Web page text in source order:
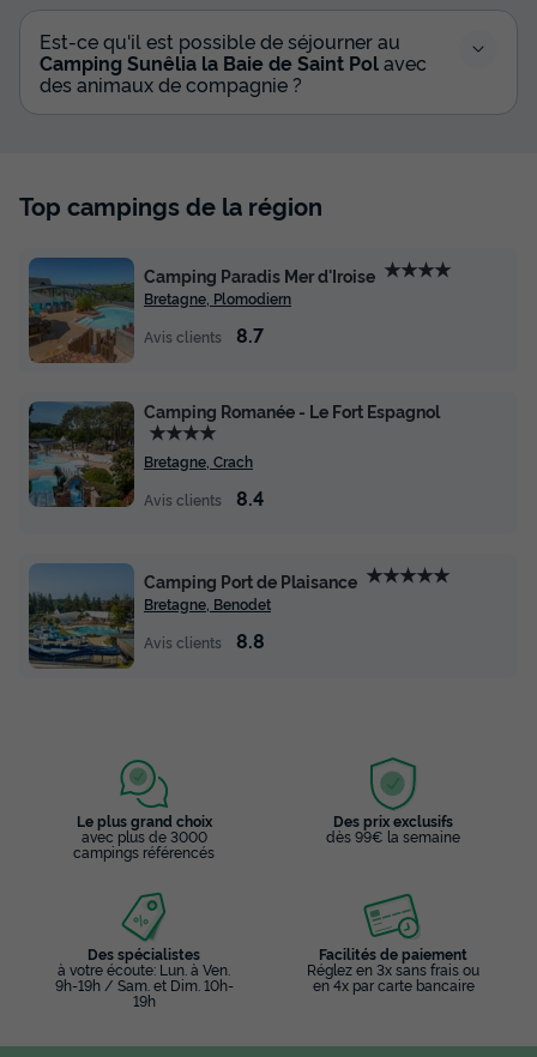
665 €
598,50 €
Prix de comparaison
-10%
Est-ce qu'il est possible de séjourner au
Camping Sunêlia la Baie de Saint Polavec
des animaux de compagnie ?
Top campings de la région
Camping Paradis Mer d'Iroise ★★★★
Bretagne, Plomodiern
Avis clients
8.7
Camping Romanée - Le Fort Espagnol
★★★★
Bretagne, Crach
Avis clients
8.4
Camping Port de Plaisance ★★★★★
Bretagne, Benodet
Avis clients
8.8
Le plus grand choix
avec plus de 3000
campings référencés
Des prix exclusifs
dès 99€ la semaine
Des spécialistes
à votre écoute: Lun. à Ven.
9h-19h / Sam. et Dim. 10h-
19h
Facilités de paiement
Réglez en 3x sans frais ou
en 4x par carte bancaire